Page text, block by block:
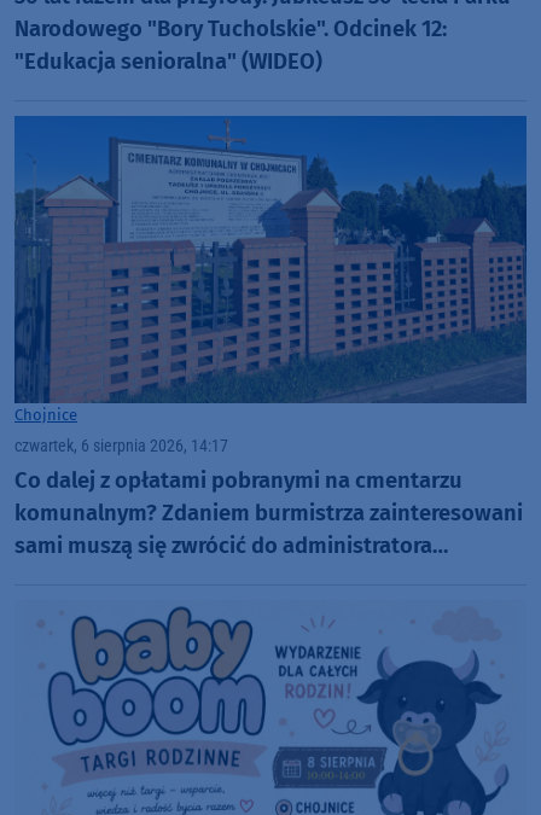
Narodowego "Bory Tucholskie". Odcinek 12:
"Edukacja senioralna" (WIDEO)
Chojnice
czwartek, 6 sierpnia 2026, 14:17
Co dalej z opłatami pobranymi na cmentarzu
komunalnym? Zdaniem burmistrza zainteresowani
sami muszą się zwrócić do administratora